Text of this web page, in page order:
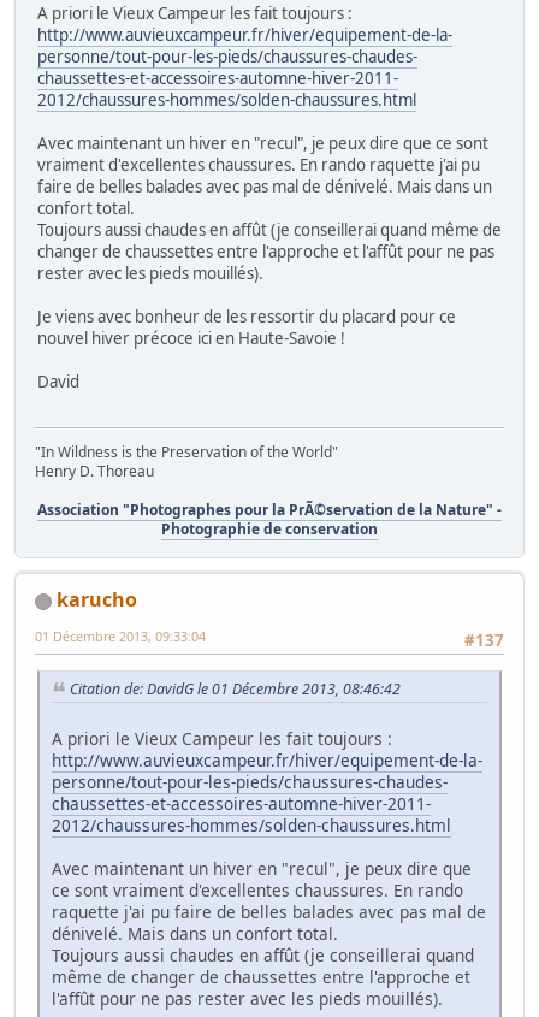
A priori le Vieux Campeur les fait toujours :
http://www.auvieuxcampeur.fr/hiver/equipement-de-la-
personne/tout-pour-les-pieds/chaussures-chaudes-
chaussettes-et-accessoires-automne-hiver-2011-
2012/chaussures-hommes/solden-chaussures.html
Avec maintenant un hiver en "recul", je peux dire que ce sont
vraiment d'excellentes chaussures. En rando raquette j'ai pu
faire de belles balades avec pas mal de dénivelé. Mais dans un
confort total.
Toujours aussi chaudes en affût (je conseillerai quand même de
changer de chaussettes entre l'approche et l'affût pour ne pas
rester avec les pieds mouillés).
Je viens avec bonheur de les ressortir du placard pour ce
nouvel hiver précoce ici en Haute-Savoie !
David
"In Wildness is the Preservation of the World"
Henry D. Thoreau
Association "Photographes pour la PrÃ©servation de la Nature" -
Photographie de conservation
karucho
#137
01 Décembre 2013, 09:33:04
Citation de: DavidG le 01 Décembre 2013, 08:46:42
A priori le Vieux Campeur les fait toujours :
http://www.auvieuxcampeur.fr/hiver/equipement-de-la-
personne/tout-pour-les-pieds/chaussures-chaudes-
chaussettes-et-accessoires-automne-hiver-2011-
2012/chaussures-hommes/solden-chaussures.html
Avec maintenant un hiver en "recul", je peux dire que
ce sont vraiment d'excellentes chaussures. En rando
raquette j'ai pu faire de belles balades avec pas mal de
dénivelé. Mais dans un confort total.
Toujours aussi chaudes en affût (je conseillerai quand
même de changer de chaussettes entre l'approche et
l'affût pour ne pas rester avec les pieds mouillés).